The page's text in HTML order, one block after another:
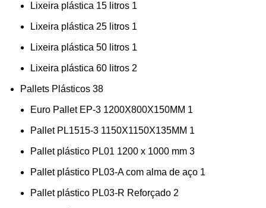
Lixeira plástica 15 litros 1
Lixeira plástica 25 litros 1
Lixeira plástica 50 litros 1
Lixeira plástica 60 litros 2
Pallets Plásticos 38
Euro Pallet EP-3 1200X800X150MM 1
Pallet PL1515-3 1150X1150X135MM 1
Pallet plástico PL01 1200 x 1000 mm 3
Pallet plástico PL03-A com alma de aço 1
Pallet plástico PL03-R Reforçado 2